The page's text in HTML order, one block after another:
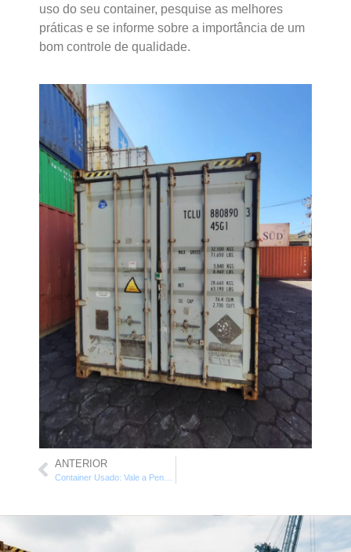
uso do seu container, pesquise as melhores
práticas e se informe sobre a importância de um
bom controle de qualidade.
ANTERIOR